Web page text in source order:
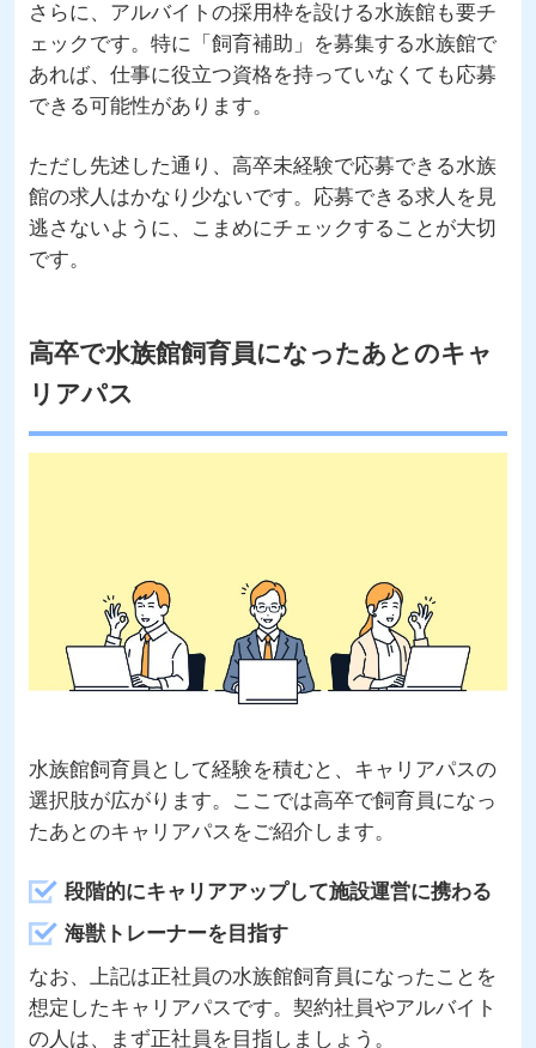
さらに、アルバイトの採用枠を設ける水族館も要チ
ェックです。特に「飼育補助」を募集する水族館で
あれば、仕事に役立つ資格を持っていなくても応募
できる可能性があります。
ただし先述した通り、高卒未経験で応募できる水族
館の求人はかなり少ないです。応募できる求人を見
逃さないように、こまめにチェックすることが大切
です。
高卒で水族館飼育員になったあとのキャ
リアパス
水族館飼育員として経験を積むと、キャリアパスの
選択肢が広がります。ここでは高卒で飼育員になっ
たあとのキャリアパスをご紹介します。
段階的にキャリアアップして施設運営に携わる
海獣トレーナーを目指す
なお、上記は正社員の水族館飼育員になったことを
想定したキャリアパスです。契約社員やアルバイト
の人は、まず正社員を目指しましょう。